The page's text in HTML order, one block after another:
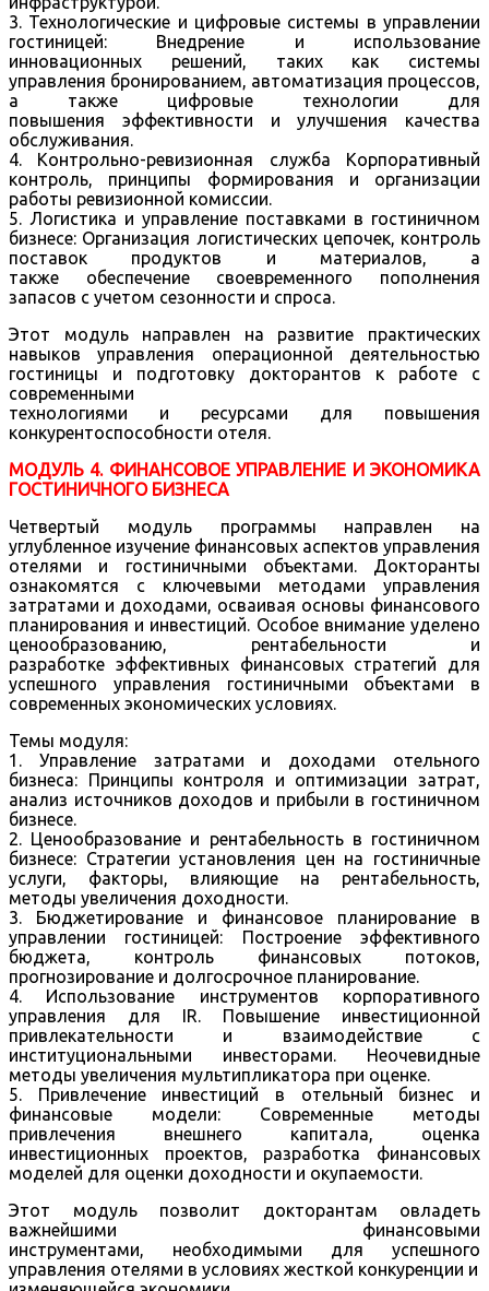
3. Технологические и цифровые системы в управлении
гостиницей: Внедрение и использование
инновационных решений, таких как системы
управления бронированием, автоматизация процессов,
а также цифровые технологии для
повышения эффективности и улучшения качества
обслуживания.
4. Контрольно-ревизионная служба Корпоративный
контроль, принципы формирования и организации
работы ревизионной комиссии.
5. Логистика и управление поставками в гостиничном
бизнесе: Организация логистических цепочек, контроль
поставок продуктов и материалов, а
также обеспечение своевременного пополнения
запасов с учетом сезонности и спроса.
Этот модуль направлен на развитие практических
навыков управления операционной деятельностью
гостиницы и подготовку докторантов к работе с
современными
технологиями и ресурсами для повышения
конкурентоспособности отеля.
МОДУЛЬ 4. ФИНАНСОВОЕ УПРАВЛЕНИЕ И ЭКОНОМИКА
ГОСТИНИЧНОГО БИЗНЕСА
Четвертый модуль программы направлен на
углубленное изучение финансовых аспектов управления
отелями и гостиничными объектами. Докторанты
ознакомятся с ключевыми методами управления
затратами и доходами, осваивая основы финансового
планирования и инвестиций. Особое внимание уделено
ценообразованию, рентабельности и
разработке эффективных финансовых стратегий для
успешного управления гостиничными объектами в
современных экономических условиях.
Темы модуля:
1. Управление затратами и доходами отельного
бизнеса: Принципы контроля и оптимизации затрат,
анализ источников доходов и прибыли в гостиничном
бизнесе.
2. Ценообразование и рентабельность в гостиничном
бизнесе: Стратегии установления цен на гостиничные
услуги, факторы, влияющие на рентабельность,
методы увеличения доходности.
3. Бюджетирование и финансовое планирование в
управлении гостиницей: Построение эффективного
бюджета, контроль финансовых потоков,
прогнозирование и долгосрочное планирование.
4. Использование инструментов корпоративного
управления для IR. Повышение инвестиционной
привлекательности и взаимодействие с
институциональными инвесторами. Неочевидные
методы увеличения мультипликатора при оценке.
5. Привлечение инвестиций в отельный бизнес и
финансовые модели: Современные методы
привлечения внешнего капитала, оценка
инвестиционных проектов, разработка финансовых
моделей для оценки доходности и окупаемости.
Этот модуль позволит докторантам овладеть
важнейшими финансовыми
инструментами, необходимыми для успешного
управления отелями в условиях жесткой конкуренции и